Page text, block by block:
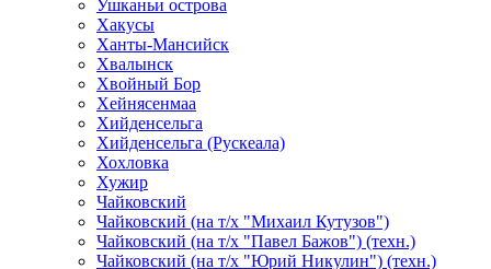
Ушканьи острова
Хакусы
Ханты-Мансийск
Хвалынск
Хвойный Бор
Хейнясенмаа
Хийденсельга
Хийденсельга (Рускеала)
Хохловка
Хужир
Чайковский
Чайковский (на т/х "Михаил Кутузов")
Чайковский (на т/х "Павел Бажов") (техн.)
Чайковский (на т/х "Юрий Никулин") (техн.)